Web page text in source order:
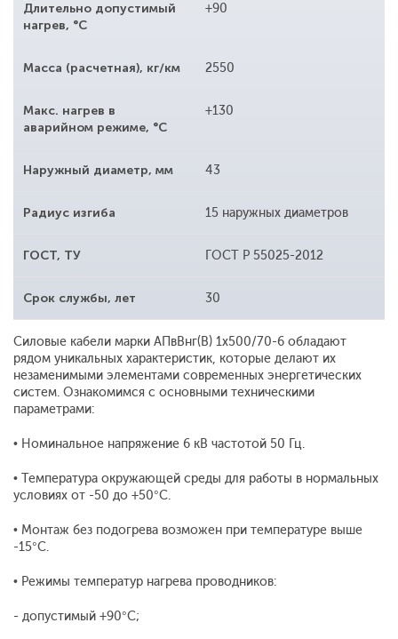
Длительно допустимый
нагрев, °С
+90
Масса (расчетная), кг/км 2550
Макс. нагрев в
аварийном режиме, °С
+130
Наружный диаметр, мм 43
Радиус изгиба 15 наружных диаметров
ГОСТ, ТУ ГОСТ Р 55025-2012
Срок службы, лет 30
Силовые кабели марки АПвВнг(В) 1x500/70-6 обладают
рядом уникальных характеристик, которые делают их
незаменимыми элементами современных энергетических
систем. Ознакомимся с основными техническими
параметрами:
• Номинальное напряжение 6 кВ частотой 50 Гц.
• Температура окружающей среды для работы в нормальных
условиях от -50 до +50°С.
• Монтаж без подогрева возможен при температуре выше
-15°С.
• Режимы температур нагрева проводников:
- допустимый +90°С;